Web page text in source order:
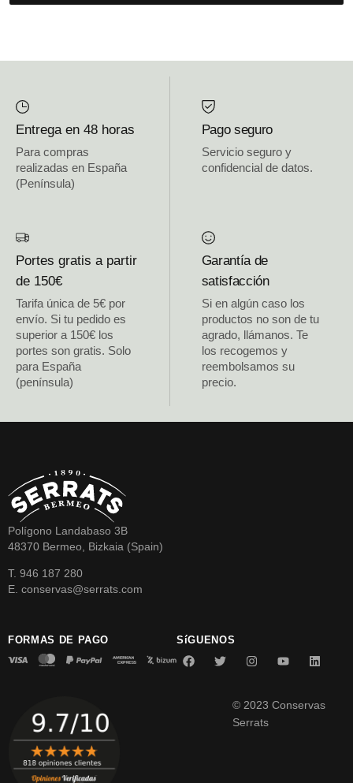
Entrega en 48 horas
Para compras
realizadas en España
(Península)
Pago seguro
Servicio seguro y
confidencial de datos.
Portes gratis a partir
de 150€
Tarifa única de 5€ por
envío. Si tu pedido es
superior a 150€ los
portes son gratis. Solo
para España
(península)
Garantía de
satisfacción
Si en algún caso los
productos no son de tu
agrado, llámanos. Te
los recogemos y
reembolsamos su
precio.
Polígono Landabaso 3B
48370 Bermeo, Bizkaia (Spain)
T. 946 187 280
E. conservas@serrats.com
FORMAS DE PAGO SíGUENOS
© 2023 Conservas
Serrats